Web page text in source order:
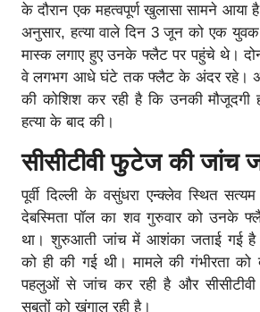
के दौरान एक महत्वपूर्ण खुलासा सामने
अनुसार, हत्या वाले दिन 3 जून को एक
मास्क लगाए हुए उनके फ्लैट पर पहुंचे थे।
वे लगभग आधे घंटे तक फ्लैट के अंदर रहे।
की कोशिश कर रही है कि उनकी मौजूदगी
हत्या के बाद की।
सीसीटीवी फुटेज की जांच
पूर्वी दिल्ली के वसुंधरा एन्क्लेव स्थित
देबस्मिता पॉल का शव गुरुवार को उनके
था। शुरुआती जांच में आशंका जताई गई है
को ही की गई थी। मामले की गंभीरता को
पहलुओं से जांच कर रही है और
सबूतों को खंगाल रही है।